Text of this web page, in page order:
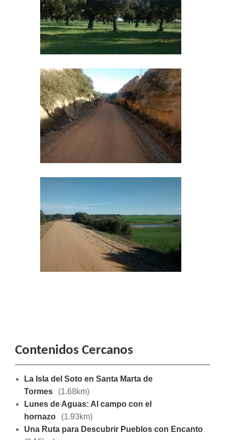
Contenidos Cercanos
La Isla del Soto en Santa Marta de
Tormes
(1.68km)
Lunes de Aguas: Al campo con el
hornazo
(1.93km)
Una Ruta para Descubrir Pueblos con Encanto